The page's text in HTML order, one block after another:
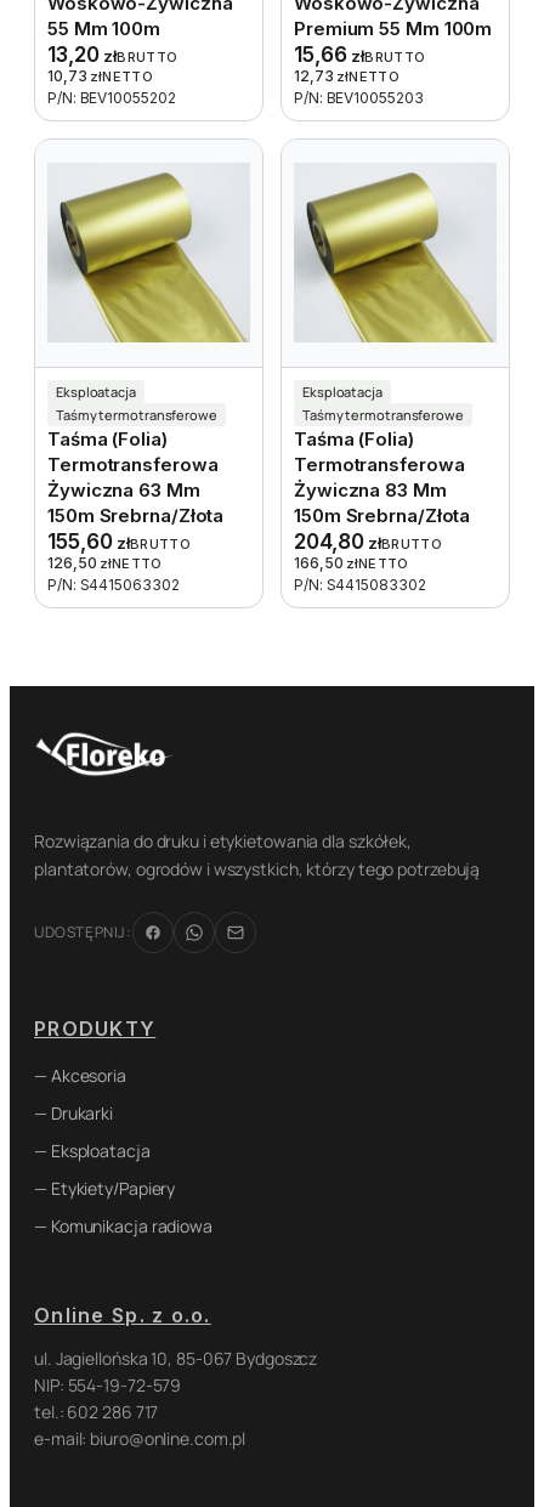
55 Mm 100m
13,20 złBRUTTO
10,73 złNETTO
P/N: BEV10055202
Premium 55 Mm 100m
15,66 złBRUTTO
12,73 złNETTO
P/N: BEV10055203
Eksploatacja
Taśmy termotransferowe
Taśma (folia)
Termotransferowa
Żywiczna 63 Mm
150m Srebrna/złota
155,60 złBRUTTO
126,50 złNETTO
P/N: S4415063302
Eksploatacja
Taśmy termotransferowe
Taśma (folia)
Termotransferowa
Żywiczna 83 Mm
150m Srebrna/złota
204,80 złBRUTTO
166,50 złNETTO
P/N: S4415083302
Rozwiązania do druku i etykietowania dla szkółek,
plantatorów, ogrodów i wszystkich, którzy tego potrzebują
UDOSTĘPNIJ:
PRODUKTY
— Akcesoria
— Drukarki
— Eksploatacja
— Etykiety/Papiery
— Komunikacja radiowa
Online Sp. z o.o.
ul. Jagiellońska 10, 85-067 Bydgoszcz
NIP: 554-19-72-579
tel.: 602 286 717
e-mail: biuro@online.com.pl